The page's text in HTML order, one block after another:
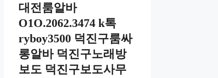
대전룸알바
O1O.2062.3474 k톡
ryboy3500 덕진구룸싸
롱알바 덕진구노래방
보도 덕진구보도사무